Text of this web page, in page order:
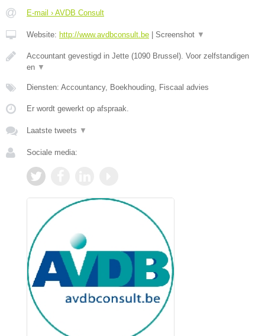
E-mail › AVDB Consult
Website: http://www.avdbconsult.be | Screenshot ▼
Accountant gevestigd in Jette (1090 Brussel). Voor zelfstandigen
en ▼
Diensten: Accountancy, Boekhouding, Fiscaal advies
Er wordt gewerkt op afspraak.
Laatste tweets ▼
Sociale media: